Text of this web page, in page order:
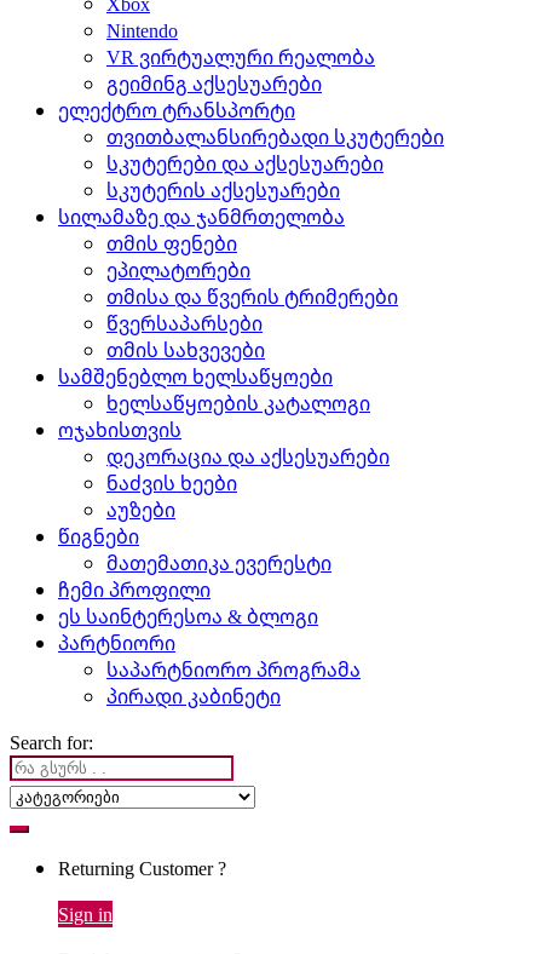
Nintendo
VR ვირტუალური რეალობა
გეიმინგ აქსესუარები
ელექტრო ტრანსპორტი
თვითბალანსირებადი სკუტერები
სკუტერები და აქსესუარები
სკუტერის აქსესუარები
სილამაზე და ჯანმრთელობა
თმის ფენები
ეპილატორები
თმისა და წვერის ტრიმერები
წვერსაპარსები
თმის სახვევები
სამშენებლო ხელსაწყოები
ხელსაწყოების კატალოგი
ოჯახისთვის
დეკორაცია და აქსესუარები
ნაძვის ხეები
აუზები
წიგნები
მათემათიკა ევერესტი
ჩემი პროფილი
ეს საინტერესოა & ბლოგი
პარტნიორი
საპარტნიორო პროგრამა
პირადი კაბინეტი
Search for:
Returning Customer ?
Sign in